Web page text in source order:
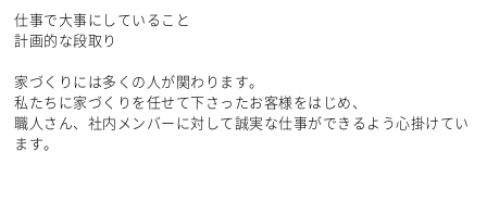
仕事で大事にしていること
計画的な段取り
家づくりには多くの人が関わります。
私たちに家づくりを任せて下さったお客様をはじめ、
職人さん、社内メンバーに対して誠実な仕事ができるよう心掛けてい
ます。